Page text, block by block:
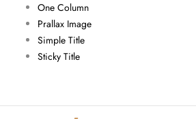
One Column
Prallax Image
Simple Title
Sticky Title